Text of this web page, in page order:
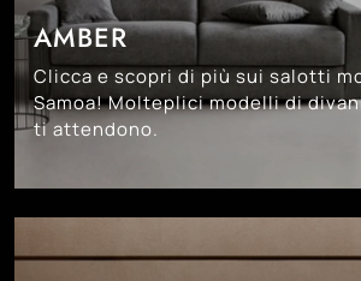
AMBER
Clicca e scopri di più sui salotti
Samoa! Molteplici modelli di
ti attendono.